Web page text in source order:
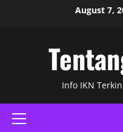
August 7,
Info IKN
Primary